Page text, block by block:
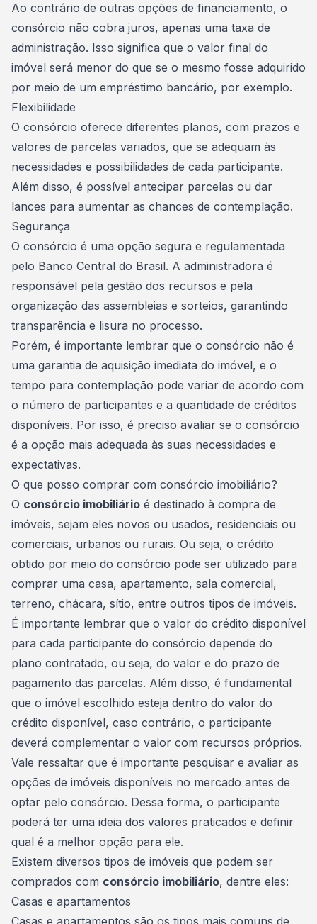
Ao contrário de outras opções de financiamento, o
consórcio não cobra juros, apenas uma taxa de
administração. Isso significa que o valor final do
imóvel será menor do que se o mesmo fosse adquirido
por meio de um empréstimo bancário, por exemplo.
Flexibilidade
O consórcio oferece diferentes planos, com prazos e
valores de parcelas variados, que se adequam às
necessidades e possibilidades de cada participante.
Além disso, é possível antecipar parcelas ou dar
lances para aumentar as chances de contemplação.
Segurança
O consórcio é uma opção segura e regulamentada
pelo Banco Central do Brasil. A administradora é
responsável pela gestão dos recursos e pela
organização das assembleias e sorteios, garantindo
transparência e lisura no processo.
Porém, é importante lembrar que o consórcio não é
uma garantia de aquisição imediata do imóvel, e o
tempo para contemplação pode variar de acordo com
o número de participantes e a quantidade de créditos
disponíveis. Por isso, é preciso avaliar se o consórcio
é a opção mais adequada às suas necessidades e
expectativas.
O que posso comprar com consórcio imobiliário?
O consórcio imobiliário é destinado à compra de
imóveis, sejam eles novos ou usados, residenciais ou
comerciais, urbanos ou rurais. Ou seja, o crédito
obtido por meio do consórcio pode ser utilizado para
comprar uma casa, apartamento, sala comercial,
terreno, chácara, sítio, entre outros tipos de imóveis.
É importante lembrar que o valor do crédito disponível
para cada participante do consórcio depende do
plano contratado, ou seja, do valor e do prazo de
pagamento das parcelas. Além disso, é fundamental
que o imóvel escolhido esteja dentro do valor do
crédito disponível, caso contrário, o participante
deverá complementar o valor com recursos próprios.
Vale ressaltar que é importante pesquisar e avaliar as
opções de imóveis disponíveis no mercado antes de
optar pelo consórcio. Dessa forma, o participante
poderá ter uma ideia dos valores praticados e definir
qual é a melhor opção para ele.
Existem diversos tipos de imóveis que podem ser
comprados com consórcio imobiliário, dentre eles:
Casas e apartamentos
Casas e apartamentos são os tipos mais comuns de